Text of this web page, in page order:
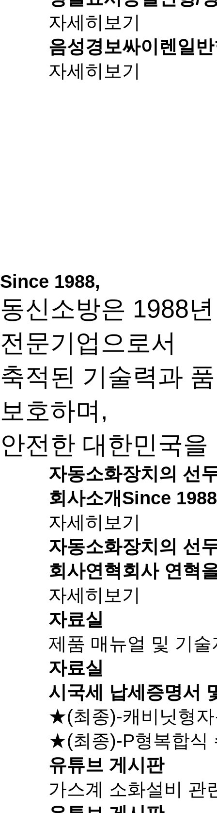
자세히보기
음성경보싸이렌일
자세히보기
Since 1988,
동신소방은 1988
전문기업으로서
축적된 기술력과
보호하며,
안전한 대한민국
자동소화장치의 선
회사소개Since
자세히보기
자동소화장치의 선
회사연혁회사 연혁
자세히보기
자료실
제품 매뉴얼 및 기
자료실
시국세 납세증명서
★(최종)-캐비닛형
★(최종)-P형복합
유튜브 게시판
가스계 소화설비 관